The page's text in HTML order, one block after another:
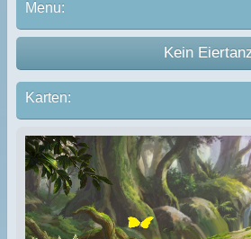
Menu:
Kein
Karten: